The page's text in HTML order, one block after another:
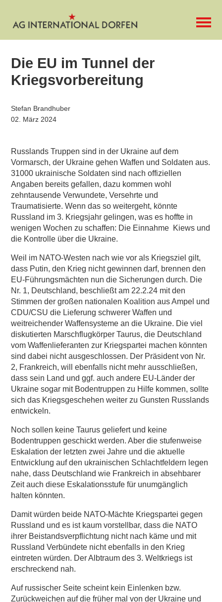
Die EU im Tunnel der
Kriegsvorbereitung
Stefan Brandhuber
02. März 2024
Russlands Truppen sind in der Ukraine auf dem
Vormarsch, der Ukraine gehen Waffen und Soldaten aus.
31000 ukrainische Soldaten sind nach offiziellen
Angaben bereits gefallen, dazu kommen wohl
zehntausende Verwundete, Versehrte und
Traumatisierte. Wenn das so weitergeht, könnte
Russland im 3. Kriegsjahr gelingen, was es hoffte in
wenigen Wochen zu schaffen: Die Einnahme Kiews und
die Kontrolle über die Ukraine.
Weil im NATO-Westen nach wie vor als Kriegsziel gilt,
dass Putin, den Krieg nicht gewinnen darf, brennen den
EU-Führungsmächten nun die Sicherungen durch. Die
Nr. 1, Deutschland, beschließt am 22.2.24 mit den
Stimmen der großen nationalen Koalition aus Ampel und
CDU/CSU die Lieferung schwerer Waffen und
weitreichender Waffensysteme an die Ukraine. Die viel
diskutierten Marschflugkörper Taurus, die Deutschland
vom Waffenlieferanten zur Kriegspartei machen könnten
sind dabei nicht ausgeschlossen. Der Präsident von Nr.
2, Frankreich, will ebenfalls nicht mehr ausschließen,
dass sein Land und ggf. auch andere EU-Länder der
Ukraine sogar mit Bodentruppen zu Hilfe kommen, sollte
sich das Kriegsgeschehen weiter zu Gunsten Russlands
entwickeln.
Noch sollen keine Taurus geliefert und keine
Bodentruppen geschickt werden. Aber die stufenweise
Eskalation der letzten zwei Jahre und die aktuelle
Entwicklung auf den ukrainischen Schlachtfeldern legen
nahe, dass Deutschland wie Frankreich in absehbarer
Zeit auch diese Eskalationsstufe für unumgänglich
halten könnten.
Damit würden beide NATO-Mächte Kriegspartei gegen
Russland und es ist kaum vorstellbar, dass die NATO
ihrer Beistandsverpflichtung nicht nach käme und mit
Russland Verbündete nicht ebenfalls in den Krieg
eintreten würden. Der Albtraum des 3. Weltkriegs ist
erschreckend nah.
Auf russischer Seite scheint kein Einlenken bzw.
Zurückweichen auf die früher mal von der Ukraine und